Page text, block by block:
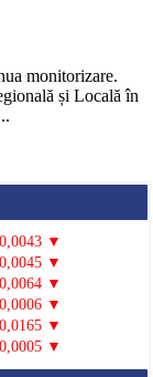
monitorizare.
și Locală în
▼
▼
▼
▼
▼
▼